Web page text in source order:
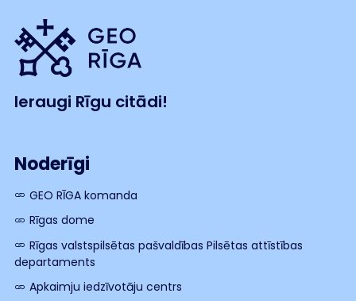
Ieraugi Rīgu citādi!
Noderīgi
GEO RĪGA komanda
Rīgas dome
Rīgas valstspilsētas pašvaldības Pilsētas attīstības
departaments
Apkaimju iedzīvotāju centrs